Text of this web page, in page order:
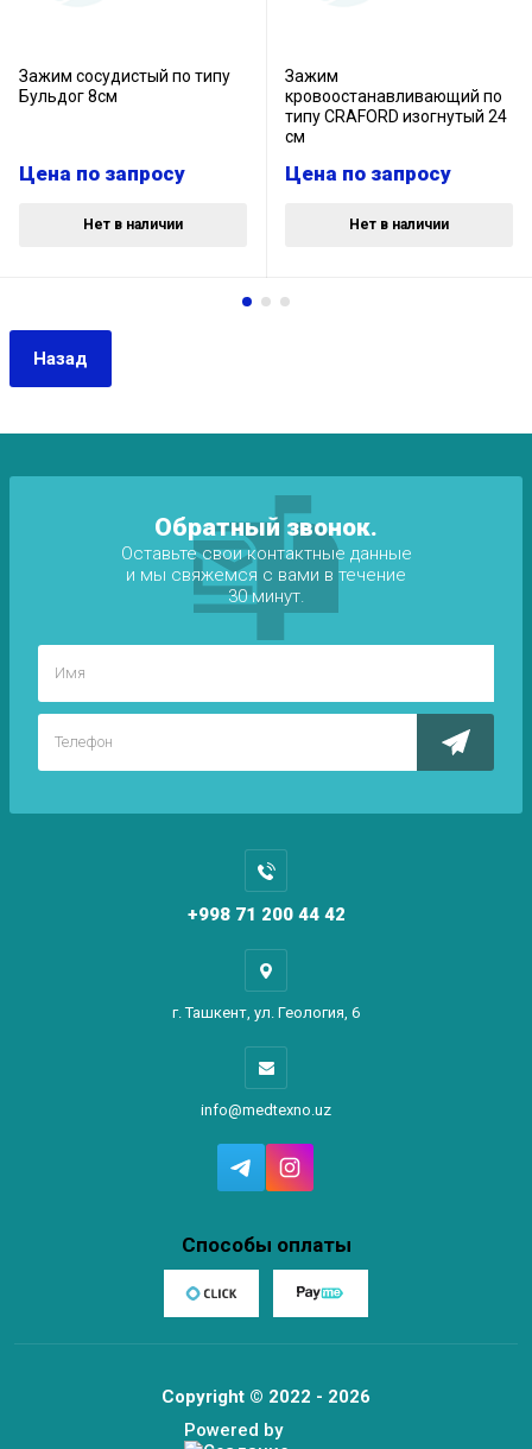
Зажим сосудистый по типу
Бульдог 8см
Цена по запросу
Нет в наличии
Зажим
кровоостанавливающий по
типу CRAFORD изогнутый 24
см
Цена по запросу
Нет в наличии
Назад
Обратный звонок.
Оставьте свои контактные данные
и мы свяжемся с вами в течение
30 минут.
+998 71 200 44 42
г. Ташкент, ул. Геология, 6
info@medtexno.uz
Способы оплаты
Copyright © 2022 - 2026
Powered by